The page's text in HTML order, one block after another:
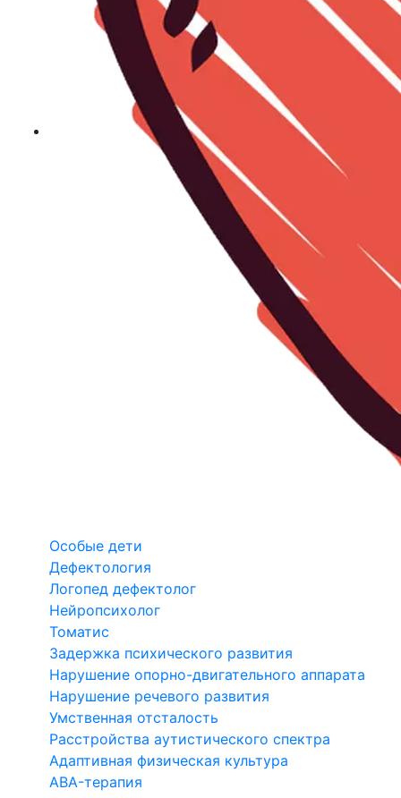
Особые дети
Дефектология
Логопед дефектолог
Нейропсихолог
Томатис
Задержка психического развития
Нарушение опорно-двигательного аппарата
Нарушение речевого развития
Умственная отсталость
Расстройства аутистического спектра
Адаптивная физическая культура
ABA-терапия